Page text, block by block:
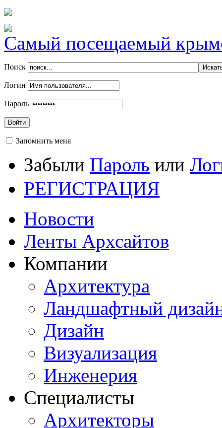
Самый посещаемый
Поиск
Логин
Пароль
Войти
Запомнить меня
Забыли Пароль или
РЕГИСТРАЦИЯ
Новости
Ленты Архсайтов
Компании
Архитектура
Ландшафтный
Дизайн
Визуализация
Инженерия
Специалисты
Архитекторы